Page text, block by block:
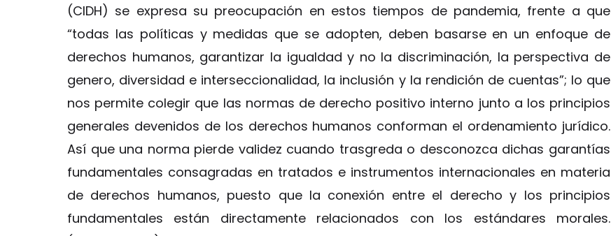
(CIDH) se expresa su preocupación en estos tiempos de pandemia, frente a que
“todas las políticas y medidas que se adopten, deben basarse en un enfoque de
derechos humanos, garantizar la igualdad y no la discriminación, la perspectiva de
genero, diversidad e interseccionalidad, la inclusión y la rendición de cuentas”; lo que
nos permite colegir que las normas de derecho positivo interno junto a los principios
generales devenidos de los derechos humanos conforman el ordenamiento jurídico.
Así que una norma pierde validez cuando trasgreda o desconozca dichas garantías
fundamentales consagradas en tratados e instrumentos internacionales en materia
de derechos humanos, puesto que la conexión entre el derecho y los principios
fundamentales están directamente relacionados con los estándares morales.